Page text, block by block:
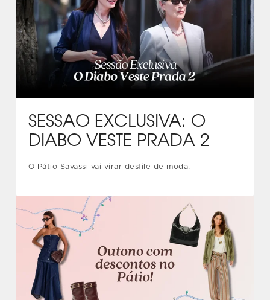
SESSÃO EXCLUSIVA: O
DIABO VESTE PRADA 2
O Pátio Savassi vai virar desfile de moda.